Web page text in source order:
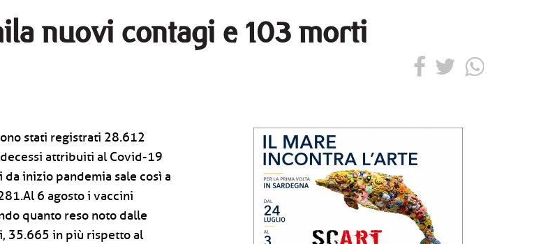
nuovi contagi e 103 morti
stati registrati 28.612
attribuiti al Covid-19
inizio pandemia sale così a
6 agosto i vaccini
quanto reso noto dalle
35.665 in più rispetto al